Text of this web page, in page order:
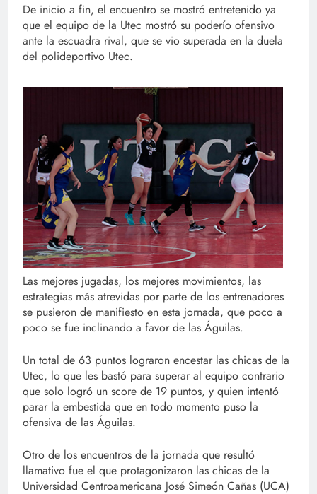
De inicio a fin, el encuentro se mostró entretenido ya
que el equipo de la Utec mostró su poderío ofensivo
ante la escuadra rival, que se vio superada en la duela
del polideportivo Utec.
Las mejores jugadas, los mejores movimientos, las
estrategias más atrevidas por parte de los entrenadores
se pusieron de manifiesto en esta jornada, que poco a
poco se fue inclinando a favor de las Águilas.
Un total de 63 puntos lograron encestar las chicas de la
Utec, lo que les bastó para superar al equipo contrario
que solo logró un score de 19 puntos, y quien intentó
parar la embestida que en todo momento puso la
ofensiva de las Águilas.
Otro de los encuentros de la jornada que resultó
llamativo fue el que protagonizaron las chicas de la
Universidad Centroamericana José Simeón Cañas (UCA)